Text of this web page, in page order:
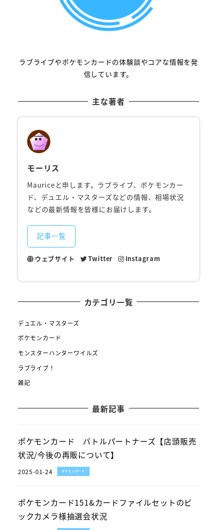
ラブライブやポケモンカードの体験談やコアな情報を発
信しています。
主な著者
モーリス
Mauriceと申します。ラブライブ、ポケモンカー
ド、デュエル・マスターズなどの情報、相場状況
などの最新情報を皆様にお届けします。
記事一覧
ウェブサイト Twitter Instagram
カテゴリ一覧
デュエル・マスターズ
ポケモンカード
モンスターハンターワイルズ
ラブライブ！
雑記
最新記事
ポケモンカード バトルパートナーズ【店頭販売
状況/今後の再販について】
2025-01-24 ポケモンカード
ポケモンカード151&カードファイルセットのビ
ックカメラ様抽選会状況